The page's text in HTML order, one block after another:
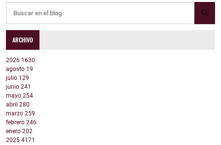
ARCHIVO
2026 1630
agosto 19
julio 129
junio 241
mayo 254
abril 280
marzo 259
febrero 246
enero 202
2025 4171